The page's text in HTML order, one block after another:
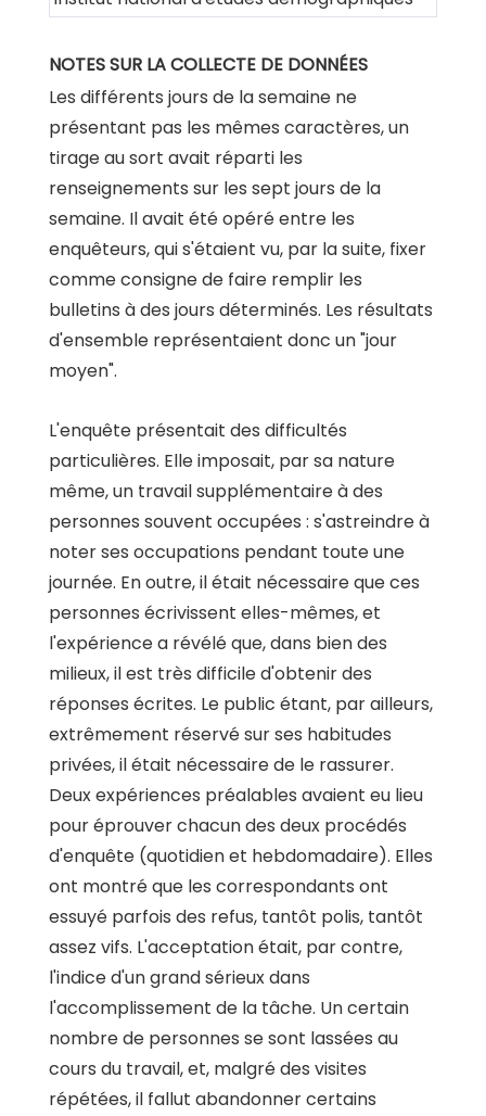
NOTES SUR LA COLLECTE DE DONNÉES
Les différents jours de la semaine ne
présentant pas les mêmes caractères, un
tirage au sort avait réparti les
renseignements sur les sept jours de la
semaine. Il avait été opéré entre les
enquêteurs, qui s'étaient vu, par la suite, fixer
comme consigne de faire remplir les
bulletins à des jours déterminés. Les résultats
d'ensemble représentaient donc un "jour
moyen".
L'enquête présentait des difficultés
particulières. Elle imposait, par sa nature
même, un travail supplémentaire à des
personnes souvent occupées : s'astreindre à
noter ses occupations pendant toute une
journée. En outre, il était nécessaire que ces
personnes écrivissent elles-mêmes, et
l'expérience a révélé que, dans bien des
milieux, il est très difficile d'obtenir des
réponses écrites. Le public étant, par ailleurs,
extrêmement réservé sur ses habitudes
privées, il était nécessaire de le rassurer.
Deux expériences préalables avaient eu lieu
pour éprouver chacun des deux procédés
d'enquête (quotidien et hebdomadaire). Elles
ont montré que les correspondants ont
essuyé parfois des refus, tantôt polis, tantôt
assez vifs. L'acceptation était, par contre,
l'indice d'un grand sérieux dans
l'accomplissement de la tâche. Un certain
nombre de personnes se sont lassées au
cours du travail, et, malgré des visites
répétées, il fallut abandonner certains